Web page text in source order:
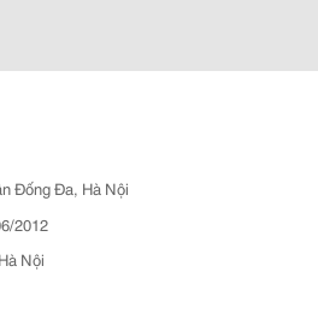
Đống Đa, Hà Nội
2012
Nội